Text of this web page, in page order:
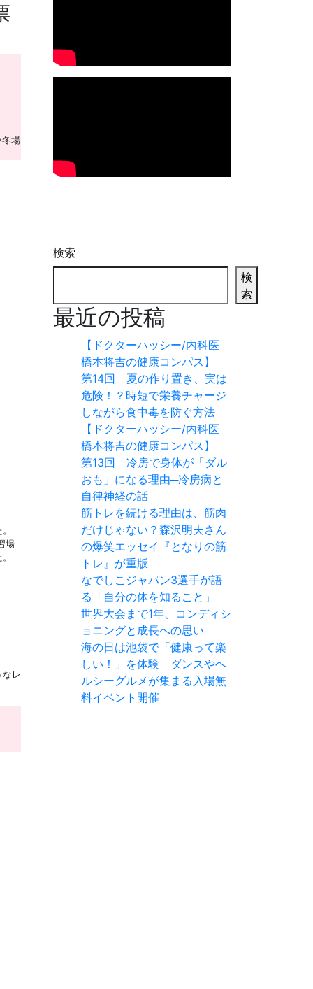
冬場
場
なレ
検索
検
索
最近の投稿
【ドクターハッシー/内科医
橋本将吉の健康コンパス】
第14回 夏の作り置き、実は
危険！？時短で栄養チャージ
しながら食中毒を防ぐ方法
【ドクターハッシー/内科医
橋本将吉の健康コンパス】
第13回 冷房で身体が「ダル
おも」になる理由─冷房病と
自律神経の話
筋トレを続ける理由は、筋肉
だけじゃない？森沢明夫さん
の爆笑エッセイ『となりの筋
トレ』が重版
なでしこジャパン3選手が語
る「自分の体を知ること」
世界大会まで1年、コンディシ
ョニングと成長への思い
海の日は池袋で「健康って楽
しい！」を体験 ダンスやヘ
ルシーグルメが集まる入場無
料イベント開催